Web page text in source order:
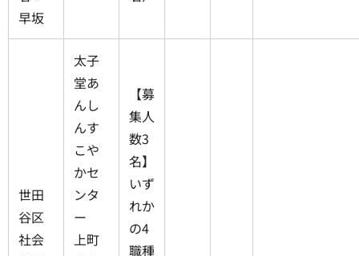
早坂
世田
谷区
社会
太子
堂あ
んし
んす
こや
かセ
ンタ
ー
上町
【募
集人
数3
名】
いず
れか
の4
職種